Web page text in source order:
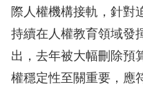
人
權
資
料
際人權機構接軌，針對
持續在人權教育領域發
出，去年被大幅刪除預
權穩定性至關重要，應